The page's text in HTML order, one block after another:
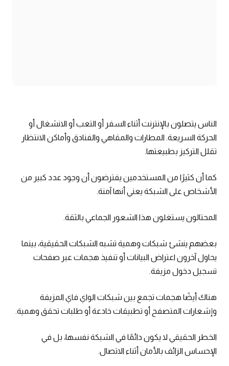
الناس يتصلون بالإنترنت أثناء السفر أو التعب أو الانشغال أو
الحركة السريعة. المطارات والمقاهي والفنادق وأماكن الانتظار
تقلل التركيز بطبيعتها.
كما أن كثيرًا من المستخدمين يفترضون أن وجود عدد كبير من
الأشخاص على الشبكة يعني أنها آمنة.
المحتالون يستغلون هذا الشعور الجماعي بالثقة.
بعضهم ينشئ شبكات وهمية تشبه الشبكات الحقيقية، بينما
يحاول آخرون اعتراض البيانات أو تنفيذ هجمات عبر صفحات
تسجيل دخول مزيفة.
هناك أيضًا هجمات تجمع بين شبكات الواي فاي المزيفة
وإشعارات المتصفح أو تطبيقات خادعة أو طلبات تحقق وهمية.
الخطر الحقيقي لا يكون دائمًا في الشبكة نفسها، بل في
الإحساس الزائف بالأمان أثناء الاتصال.